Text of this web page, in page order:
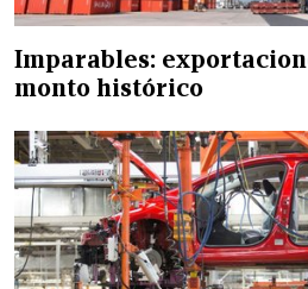
Imparables:
monto histórico